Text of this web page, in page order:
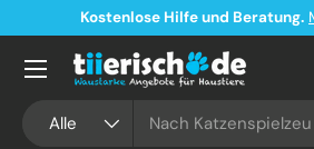
Direkt zum Inhalt
Kostenlose Hilfe und Beratung.
Alle